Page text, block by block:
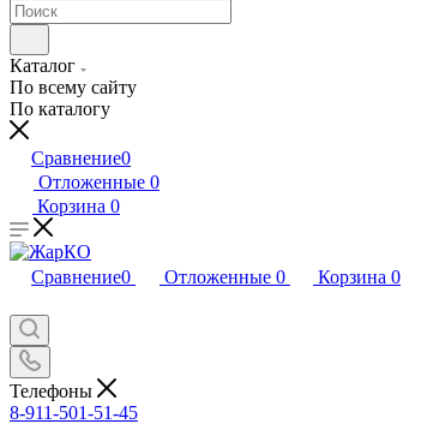
Каталог
По всему сайту
По каталогу
Сравнение0
Отложенные 0
Корзина 0
Сравнение0 Отложенные 0 Корзина 0
Телефоны
8-911-501-51-45